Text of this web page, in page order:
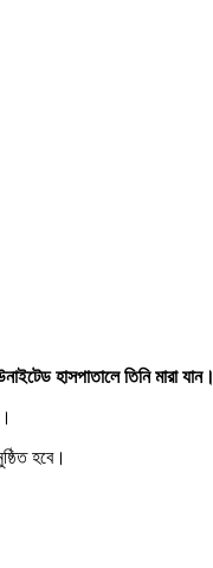
হাসপাতালে তিনি মারা যান।
হবে।